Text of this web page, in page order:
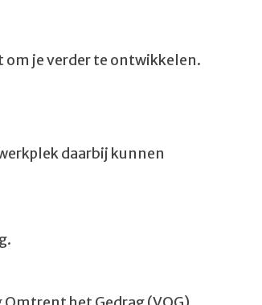
om je verder te ontwikkelen.
daarbij kunnen